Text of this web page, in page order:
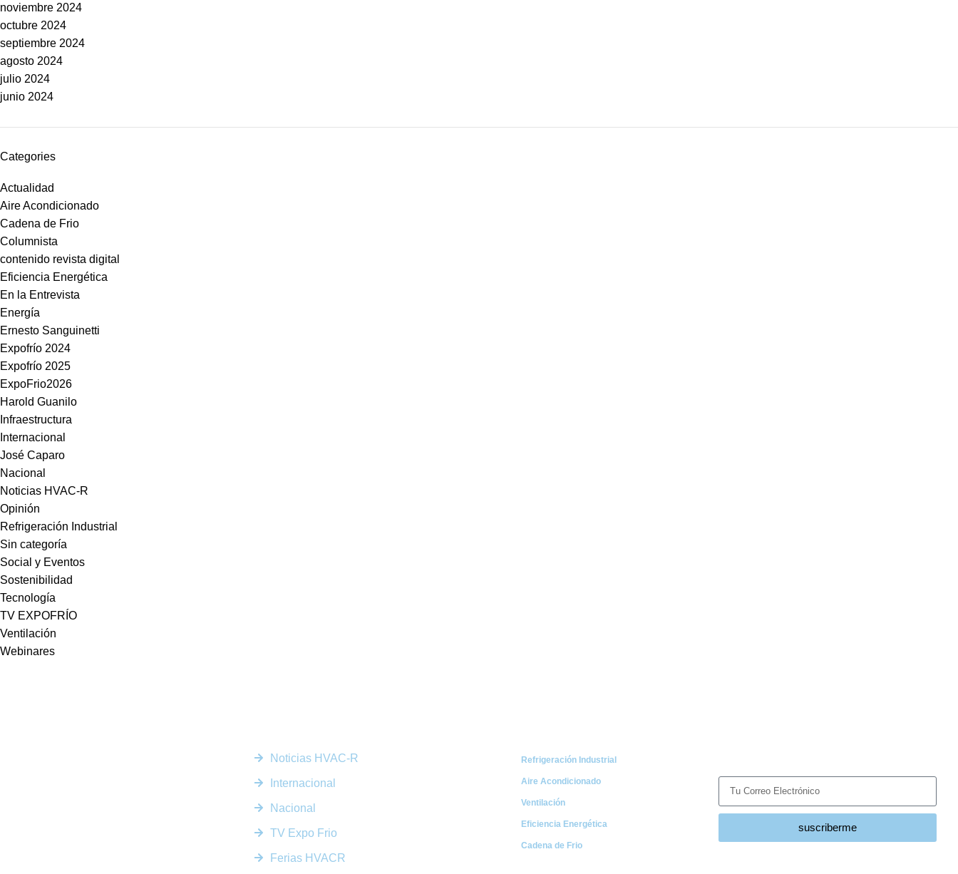
noviembre 2024
octubre 2024
septiembre 2024
agosto 2024
julio 2024
junio 2024
Categories
Actualidad
Aire Acondicionado
Cadena de Frio
Columnista
contenido revista digital
Eficiencia Energética
En la Entrevista
Energía
Ernesto Sanguinetti
Expofrío 2024
Expofrío 2025
ExpoFrio2026
Harold Guanilo
Infraestructura
Internacional
José Caparo
Nacional
Noticias HVAC-R
Opinión
Refrigeración Industrial
Sin categoría
Social y Eventos
Sostenibilidad
Tecnología
TV EXPOFRÍO
Ventilación
Webinares
Noticias HVAC-R
Internacional
Nacional
TV Expo Frio
Ferias HVACR
Refrigeración Industrial
Aire Acondicionado
Ventilación
Eficiencia Energética
Cadena de Frio
suscriberme